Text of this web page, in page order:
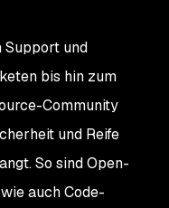
Support und
bis hin zum
Community
und Reife
So sind Open-
auch Code-